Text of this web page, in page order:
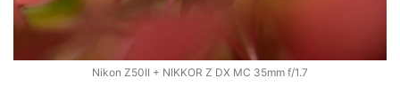
Nikon Z50II + NIKKOR Z DX MC 35mm f/1.7